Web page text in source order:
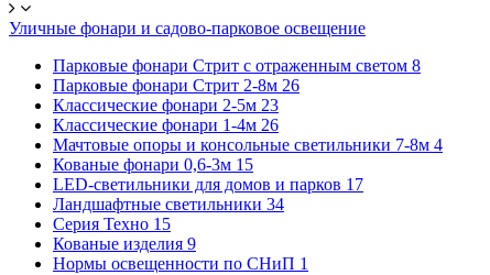
Уличные фонари и садово-парковое освещение
Парковые фонари Стрит с отраженным светом 8
Парковые фонари Стрит 2-8м 26
Классические фонари 2-5м 23
Классические фонари 1-4м 26
Мачтовые опоры и консольные светильники 7-8м 4
Кованые фонари 0,6-3м 15
LED-светильники для домов и парков 17
Ландшафтные светильники 34
Серия Техно 15
Кованые изделия 9
Нормы освещенности по СНиП 1